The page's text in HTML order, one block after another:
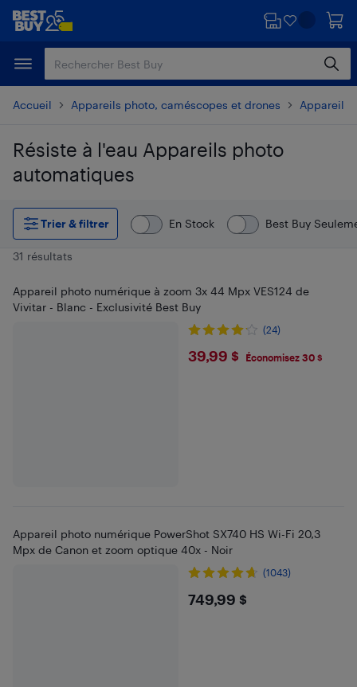
Passer
principal
Passer
Accueil Appareils photo, caméscopes et drones Appareils
Résiste à l'eau Appareils photo
automatiques
Passer aux résultats
Trier & filtrer
En Stock Best Buy
31 résultats
Appareil photo numérique à zoom 3x 44 Mpx VES124 de
Vivitar - Blanc - Exclusivité Best Buy
(24)
$39.99
39,99 $ Économisez 30 $
Appareil photo numérique PowerShot SX740 HS Wi-Fi 20,3
Mpx de Canon et zoom optique 40x - Noir
(1043)
$749.99
749,99 $